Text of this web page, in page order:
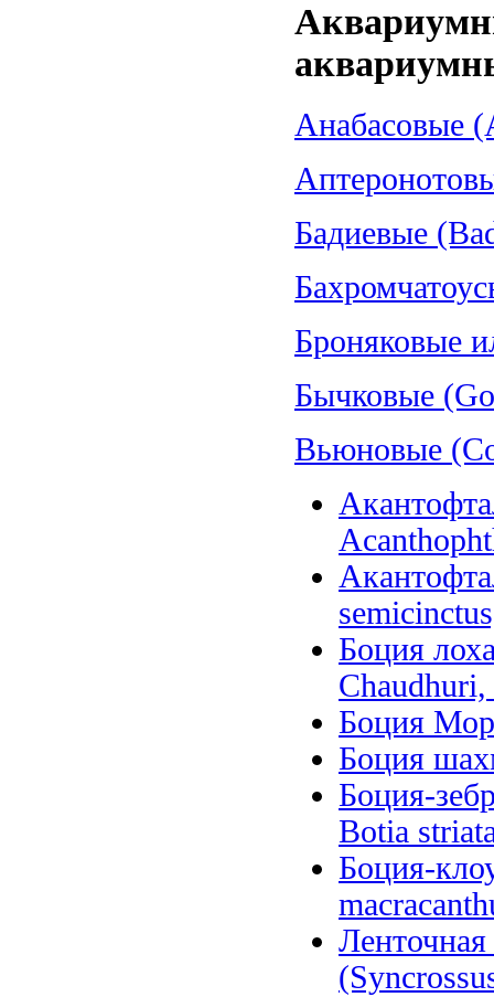
Анабасовые
Бадиевые
Броняковые
Бычковые
Вьюновые
Боция
Боция
Боция
Боция-
Botia
Боция-